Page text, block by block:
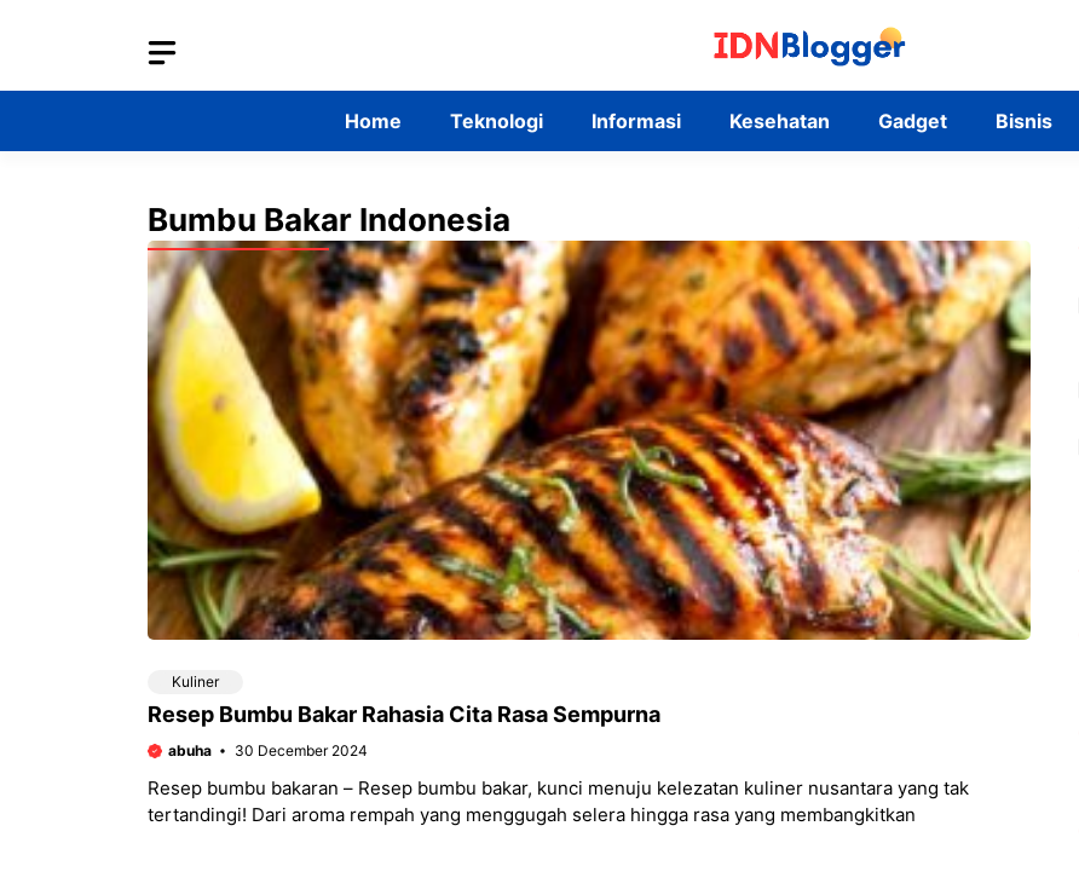
Home Teknologi Informasi Kesehatan Gadget Bisnis
Bumbu Bakar Indonesia
Kuliner
Resep Bumbu Bakar Rahasia Cita Rasa Sempurna
abuha 30 December 2024
Resep bumbu bakaran – Resep bumbu bakar, kunci menuju kelezatan kuliner nusantara yang tak
tertandingi! Dari aroma rempah yang menggugah selera hingga rasa yang membangkitkan